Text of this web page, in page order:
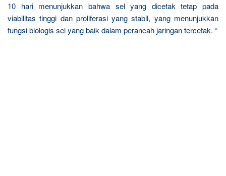
10 hari menunjukkan bahwa sel yang dicetak tetap pada
viabilitas tinggi dan proliferasi yang stabil, yang menunjukkan
fungsi biologis sel yang baik dalam perancah jaringan tercetak. “